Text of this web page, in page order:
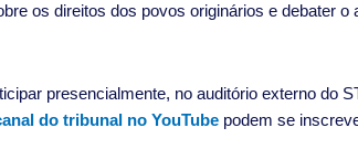
os direitos dos povos originários e debater
presencialmente, no auditório externo do
do tribunal no YouTube podem se